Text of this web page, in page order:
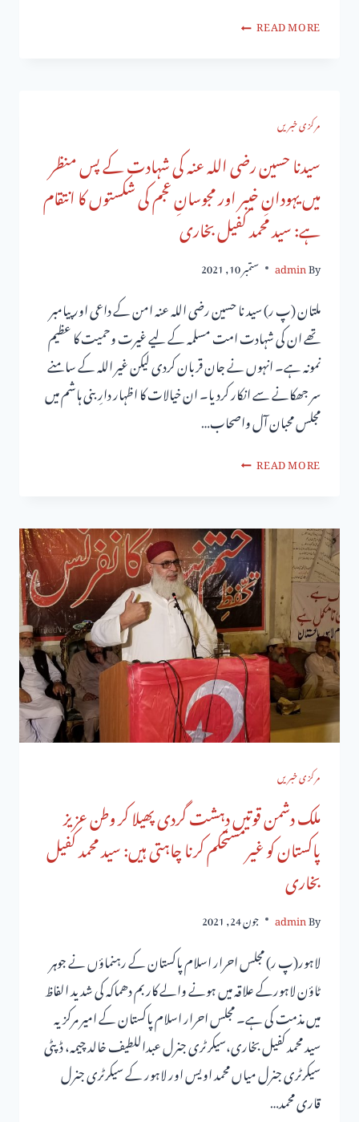
READ MORE
مرکزی خبریں
سیدنا حسین رضی اللہ عنہ کی شہادت کے پس منظر
میں یہودانِ خیبر اور مجوسانِ عجم کی شکستوں کا انتقام
ہے: سید محمد کفیل بخاری
By
admin ستمبر 10, 2021
ملتان (پ ر) سید نا حسین رضی اللہ عنہ امن کے داعی اور پیامبر
تھے ان کی شہادت امت مسلمہ کے لیے غیرت وحمیت کا عظیم
نمونہ ہے۔ انہوں نے جان قربان کردی لیکن غیر اللہ کے سامنے
سر جھکانے سے انکار کردیا۔ ان خیالات کا اظہار دارِ بنی ہاشم میں
مجلس محبان آل واصحاب…
READ MORE
مرکزی خبریں
ملک دشمن قوتیں دہشت گردی پھیلا کر وطن عزیز
پاکستان کو غیرمستحکم کرنا چاہتی ہیں: سید محمد کفیل
بخاری
By
admin جون 24, 2021
لاہور(پ ر) مجلس احرار اسلام پاکستان کے رہنماؤں نے جوہر
ٹاؤن لاہورکے علاقہ میں ہونے والے کار بم دھماکہ کی شدید الفاظ
میں مذمت کی ہے۔ مجلس احرار اسلام پاکستان کے امیر مرکزیہ
سید محمد کفیل بخاری،سیکر ٹری جنرل عبداللطیف خالد چیمہ، ڈپٹی
سیکرٹری جنرل میاں محمد اویس اور لاہور کے سیکرٹری جنرل
قاری محمد…